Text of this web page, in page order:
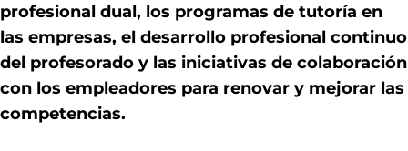
profesional dual, los programas de tutoría en
las empresas, el desarrollo profesional continuo
del profesorado y las iniciativas de colaboración
con los empleadores para renovar y mejorar las
competencias.